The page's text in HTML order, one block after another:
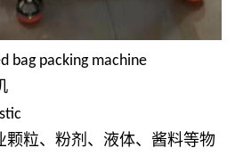
bag packing machine
颗粒、粉剂、液体、酱料等物